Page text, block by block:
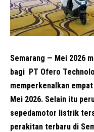
Semarang — Mei 2026
bagi PT Ofero
memperkenalkan
Mei 2026. Selain itu
sepedamotor listrik
perakitan terbaru di